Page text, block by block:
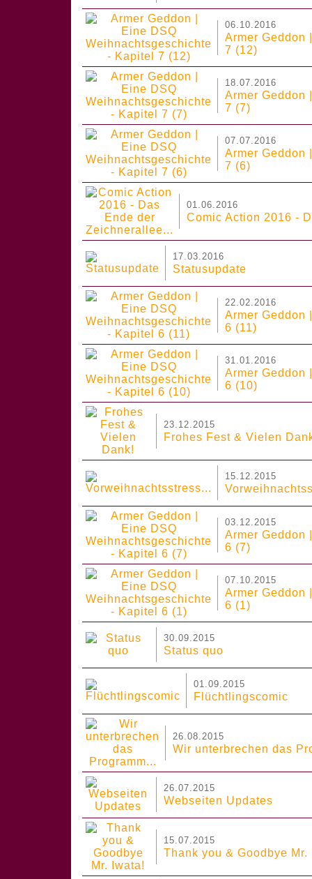
06.10.2016
Armer Geddon
7 (12)
18.07.2016
Armer Geddon
7 (7)
07.07.2016
Armer Geddon
7 (6)
01.06.2016
Comic Action 2016 -
17.03.2016
Statusupdate
22.02.2016
Armer Geddon
6 (11)
31.01.2016
Armer Geddon
6 (10)
23.12.2015
Frohes Fest & Vielen
15.12.2015
03.12.2015
Armer Geddon
6 (7)
07.10.2015
Armer Geddon
6 (1)
30.09.2015
Status quo
01.09.2015
Flüchtlingscomic
26.08.2015
Wir unterbrechen das
26.07.2015
Webseiten Updates
15.07.2015
Thank you & Goodbye Mr.